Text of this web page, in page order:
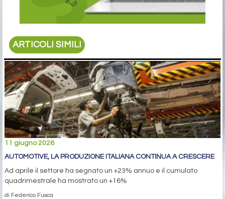
ARTICOLI SIMILI
11 giugno 2026
AUTOMOTIVE, LA PRODUZIONE ITALIANA CONTINUA A CRESCERE
Ad aprile il settore ha segnato un +23% annuo e il cumulato
quadrimestrale ha mostrato un +16%
di Federico Fusca